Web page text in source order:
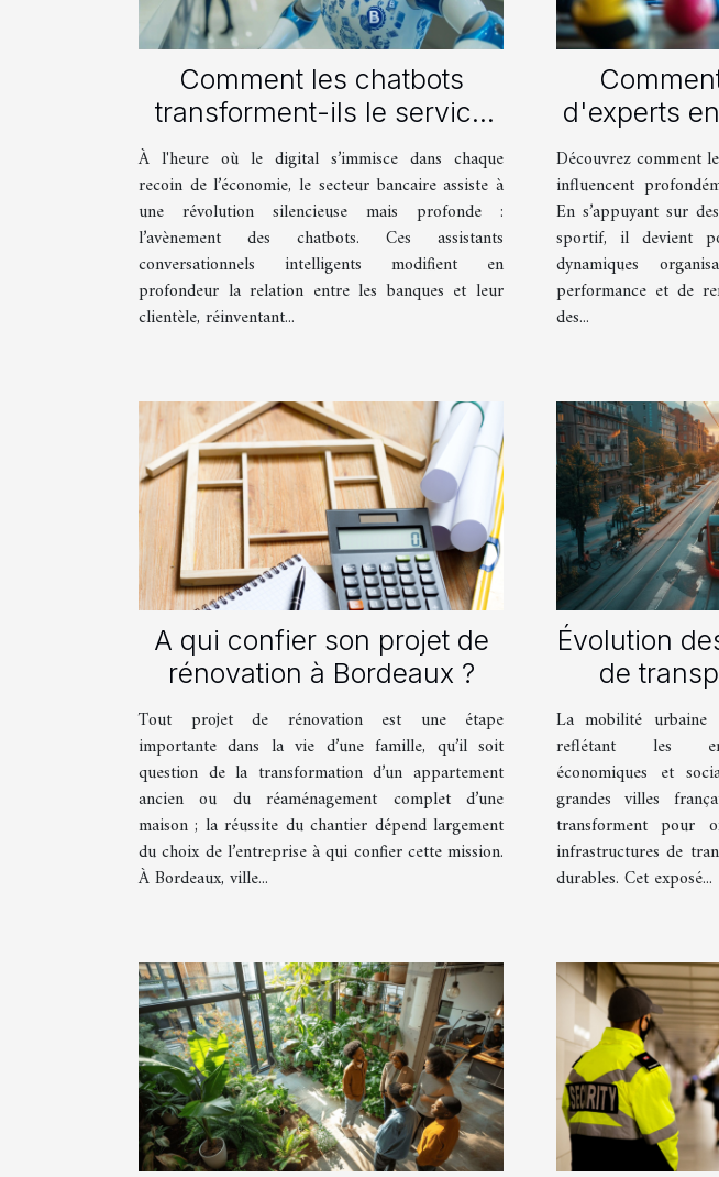
Comment les chatbots
transforment-ils le service
client dans le secteur
bancaire ?
À l'heure où le digital s’immisce dans chaque
recoin de l’économie, le secteur bancaire assiste à
une révolution silencieuse mais profonde :
l’avènement des chatbots. Ces assistants
conversationnels intelligents modifient en
profondeur la relation entre les banques et leur
clientèle, réinventant...
d'experts
ils
des
Découvrez comment
influencent
En s’appuyant sur
sportif, il devient
dynamiques
performance et de
des...
A qui confier son projet de
rénovation à Bordeaux ?
Tout projet de rénovation est une étape
importante dans la vie d’une famille, qu’il soit
question de la transformation d’un appartement
ancien ou du réaménagement complet d’une
maison ; la réussite du chantier dépend largement
du choix de l’entreprise à qui confier cette mission.
À Bordeaux, ville...
Évolution
de
grande
La mobilité urbaine
reflétant les
économiques et
grandes villes
transforment pour
infrastructures de
durables. Cet exposé...